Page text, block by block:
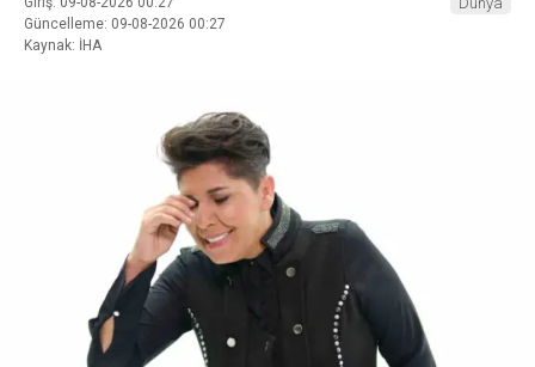
Güncelleme: 09-08-2026 00:27
Kaynak: İHA